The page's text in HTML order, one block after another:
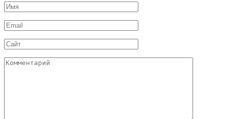
Имя
*
Email
*
Сайт
Комментарий